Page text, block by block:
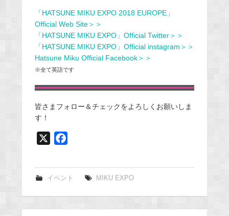
「HATSUNE MIKU EXPO 2018 EUROPE」
Official Web Site＞＞
「HATSUNE MIKU EXPO」Official Twitter＞＞
「HATSUNE MIKU EXPO」Official instagram＞＞
Hatsune Miku Official Facebook＞＞
※全て英語です
皆さまフォロー＆チェックをよろしくお願いしま
す！
e
イベント MIKU EXPO